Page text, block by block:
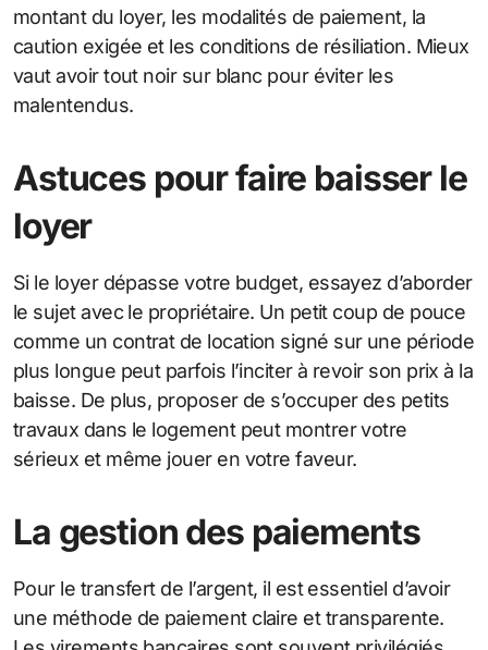
montant du loyer, les modalités de paiement, la
caution exigée et les conditions de résiliation. Mieux
vaut avoir tout noir sur blanc pour éviter les
malentendus.
Astuces pour faire baisser le
loyer
Si le loyer dépasse votre budget, essayez d’aborder
le sujet avec le propriétaire. Un petit coup de pouce
comme un contrat de location signé sur une période
plus longue peut parfois l’inciter à revoir son prix à la
baisse. De plus, proposer de s’occuper des petits
travaux dans le logement peut montrer votre
sérieux et même jouer en votre faveur.
La gestion des paiements
Pour le transfert de l’argent, il est essentiel d’avoir
une méthode de paiement claire et transparente.